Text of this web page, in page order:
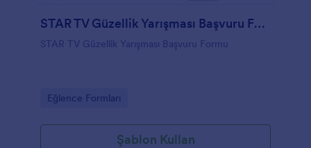
STAR TV Güzellik Yarışması Başvuru Formu
STAR TV Güzellik Yarışması Başvuru Formu
Go to Category:
Eğlence Formları
Şablon Kullan